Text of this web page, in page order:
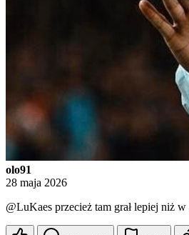
olo91
28 maja 2026
@LuKaes przecież tam grał lepiej niż